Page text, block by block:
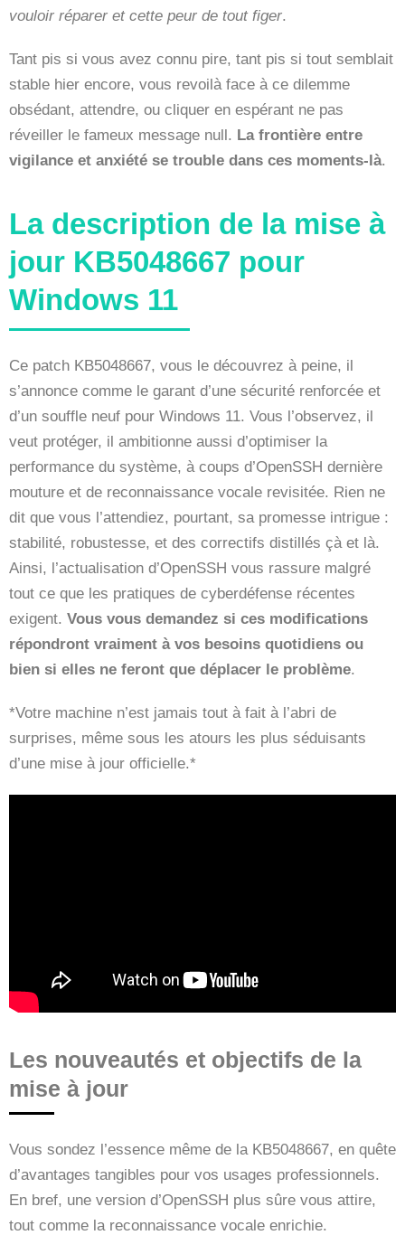
vouloir réparer et cette peur de tout figer.
Tant pis si vous avez connu pire, tant pis si tout semblait
stable hier encore, vous revoilà face à ce dilemme
obsédant, attendre, ou cliquer en espérant ne pas
réveiller le fameux message null. La frontière entre
vigilance et anxiété se trouble dans ces moments-là.
La description de la mise à
jour KB5048667 pour
Windows 11
Ce patch KB5048667, vous le découvrez à peine, il
s’annonce comme le garant d’une sécurité renforcée et
d’un souffle neuf pour Windows 11. Vous l’observez, il
veut protéger, il ambitionne aussi d’optimiser la
performance du système, à coups d’OpenSSH dernière
mouture et de reconnaissance vocale revisitée. Rien ne
dit que vous l’attendiez, pourtant, sa promesse intrigue :
stabilité, robustesse, et des correctifs distillés çà et là.
Ainsi, l’actualisation d’OpenSSH vous rassure malgré
tout ce que les pratiques de cyberdéfense récentes
exigent. Vous vous demandez si ces modifications
répondront vraiment à vos besoins quotidiens ou
bien si elles ne feront que déplacer le problème.
*Votre machine n’est jamais tout à fait à l’abri de
surprises, même sous les atours les plus séduisants
d’une mise à jour officielle.*
Les nouveautés et objectifs de la
mise à jour
Vous sondez l’essence même de la KB5048667, en quête
d’avantages tangibles pour vos usages professionnels.
En bref, une version d’OpenSSH plus sûre vous attire,
tout comme la reconnaissance vocale enrichie.